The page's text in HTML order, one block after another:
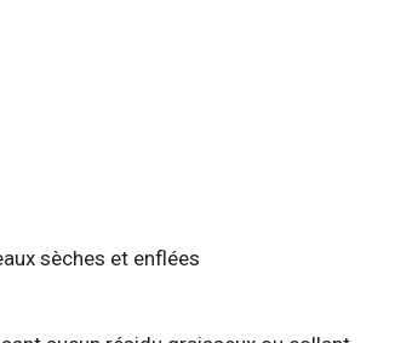
sèches et enflées